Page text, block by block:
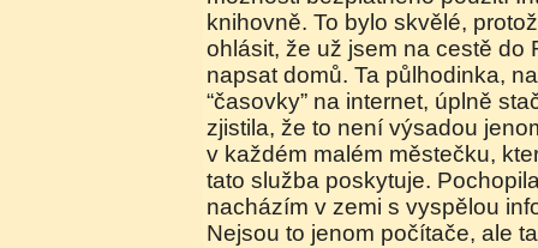
knihovně. To bylo skvělé,
ohlásit, že už jsem na cestě do
napsat domů. Ta půlhodinka,
“časovky” na internet, úplně
zjistila, že to není výsadou
v každém malém městečku,
tato služba poskytuje.
nacházím v zemi s vyspělou
Nejsou to jenom počítače, ale